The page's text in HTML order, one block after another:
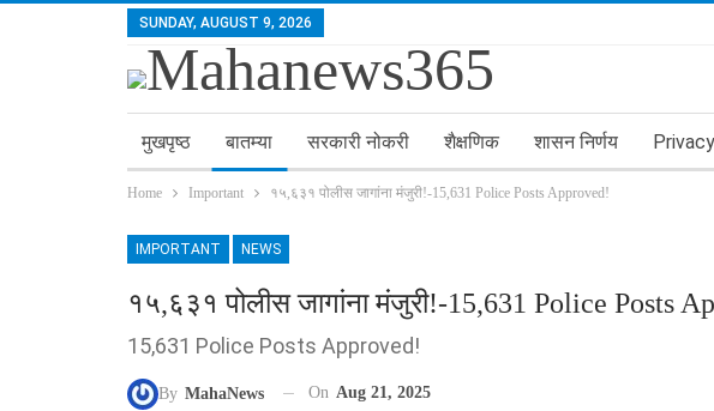
SUNDAY, AUGUST 9, 2026
मुखपृष्ठ बातम्या सरकारी नोकरी शैक्षणिक शासन निर्णय
Home Important १५,६३१ पोलीस जागांना मंजुरी!-15,631 Police Posts Approved!
IMPORTANT NEWS
१५,६३१ पोलीस जागांना मंजुरी!-15,631 Police Posts
15,631 Police Posts Approved!
By MahaNews On Aug 21, 2025